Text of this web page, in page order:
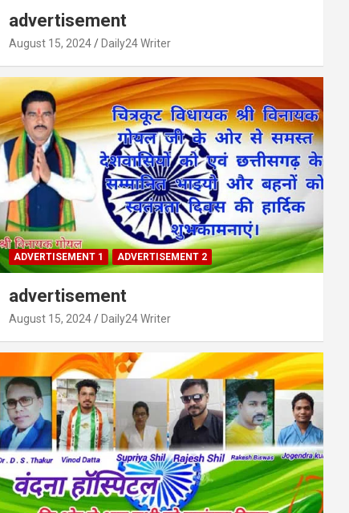
advertisement
August 15, 2024 Daily24 Writer
ADVERTISEMENT 1 ADVERTISEMENT 2
advertisement
August 15, 2024 Daily24 Writer